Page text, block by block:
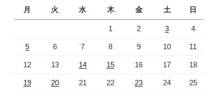
月
火 水 木 金 土 日
1 2 3 4
5 6 7 8 9 10 11
12 13 14 15 16 17 18
19 20 21 22 23 24 25